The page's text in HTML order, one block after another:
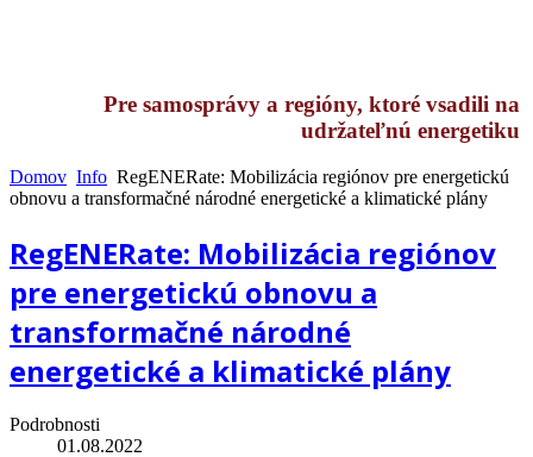
Pre samosprávy a regióny, ktoré vsadili na
udržateľnú energetiku
Domov Info RegENERate: Mobilizácia regiónov pre energetickú
obnovu a transformačné národné energetické a klimatické plány
RegENERate: Mobilizácia regiónov
pre energetickú obnovu a
transformačné národné
energetické a klimatické plány
Podrobnosti
01.08.2022